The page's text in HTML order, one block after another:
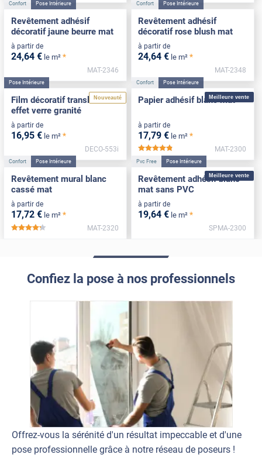
Confort Pose Intérieure
Revêtement adhésif
décoratif jaune beurre mat
à partir de
24,64 € le m² *
MAT-2346
Confort Pose Intérieure
Revêtement adhésif
décoratif rose blush mat
à partir de
24,64 € le m² *
MAT-2348
Nouveauté
Pose Intérieure
Film décoratif translucide
effet verre granité
à partir de
16,95 € le m² *
DECO-553i
Meilleure vente
Confort Pose Intérieure
Papier adhésif blanc mat
à partir de
17,79 € le m² *
*****
MAT-2300
Confort Pose Intérieure
Revêtement mural blanc
cassé mat
à partir de
17,72 € le m² *
*****
MAT-2320
Meilleure vente
Pvc Free Pose Intérieure
Revêtement adhésif blanc
mat sans PVC
à partir de
19,64 € le m² *
SPMA-2300
Confiez la pose à nos professionnels
Offrez-vous la sérénité d'un résultat impeccable et d'une
pose professionnelle grâce à notre réseau de poseurs !